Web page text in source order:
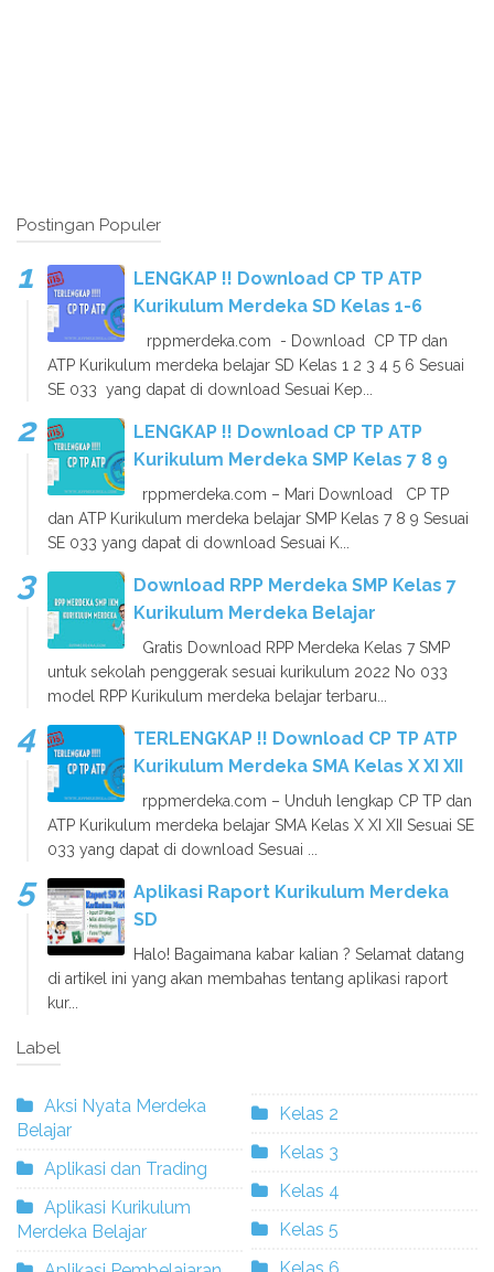
Postingan Populer
LENGKAP !! Download CP TP ATP
Kurikulum Merdeka SD Kelas 1-6
rppmerdeka.com - Download CP TP dan
ATP Kurikulum merdeka belajar SD Kelas 1 2 3 4 5 6 Sesuai
SE 033 yang dapat di download Sesuai Kep...
LENGKAP !! Download CP TP ATP
Kurikulum Merdeka SMP Kelas 7 8 9
rppmerdeka.com – Mari Download CP TP
dan ATP Kurikulum merdeka belajar SMP Kelas 7 8 9 Sesuai
SE 033 yang dapat di download Sesuai K...
Download RPP Merdeka SMP Kelas 7
Kurikulum Merdeka Belajar
Gratis Download RPP Merdeka Kelas 7 SMP
untuk sekolah penggerak sesuai kurikulum 2022 No 033
model RPP Kurikulum merdeka belajar terbaru...
TERLENGKAP !! Download CP TP ATP
Kurikulum Merdeka SMA Kelas X XI XII
rppmerdeka.com – Unduh lengkap CP TP dan
ATP Kurikulum merdeka belajar SMA Kelas X XI XII Sesuai SE
033 yang dapat di download Sesuai ...
Aplikasi Raport Kurikulum Merdeka
SD
Halo! Bagaimana kabar kalian ? Selamat datang
di artikel ini yang akan membahas tentang aplikasi raport
kur...
Label
Aksi Nyata Merdeka
Belajar
Aplikasi dan Trading
Aplikasi Kurikulum
Merdeka Belajar
Kelas 2
Kelas 3
Kelas 4
Kelas 5